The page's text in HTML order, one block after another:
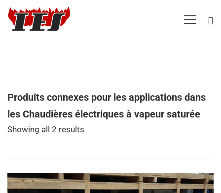
Produits connexes pour les applications dans
les Chaudières électriques à vapeur saturée
Showing all 2 results